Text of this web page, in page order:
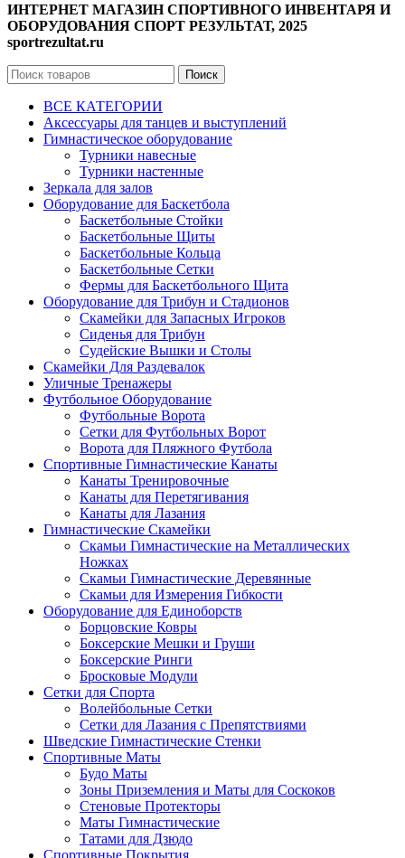
ИНТЕРНЕТ МАГАЗИН СПОРТИВНОГО ИНВЕНТАРЯ И
ОБОРУДОВАНИЯ СПОРТ РЕЗУЛЬТАТ, 2025
sportrezultat.ru
Поиск
ВСЕ КАТЕГОРИИ
Аксессуары для танцев и выступлений
Гимнастическое оборудование
Турники навесные
Турники настенные
Зеркала для залов
Оборудование для Баскетбола
Баскетбольные Стойки
Баскетбольные Щиты
Баскетбольные Кольца
Баскетбольные Сетки
Фермы для Баскетбольного Щита
Оборудование для Трибун и Стадионов
Скамейки для Запасных Игроков
Сиденья для Трибун
Судейские Вышки и Столы
Скамейки Для Раздевалок
Уличные Тренажеры
Футбольное Оборудование
Футбольные Ворота
Сетки для Футбольных Ворот
Ворота для Пляжного Футбола
Спортивные Гимнастические Канаты
Канаты Тренировочные
Канаты для Перетягивания
Канаты для Лазания
Гимнастические Скамейки
Скамьи Гимнастические на Металлических
Ножках
Скамьи Гимнастические Деревянные
Скамьи для Измерения Гибкости
Оборудование для Единоборств
Борцовские Ковры
Боксерские Мешки и Груши
Боксерские Ринги
Бросковые Модули
Сетки для Спорта
Волейбольные Сетки
Сетки для Лазания с Препятствиями
Шведские Гимнастические Стенки
Спортивные Маты
Будо Маты
Зоны Приземления и Маты для Соскоков
Стеновые Протекторы
Маты Гимнастические
Татами для Дзюдо
Спортивные Покрытия